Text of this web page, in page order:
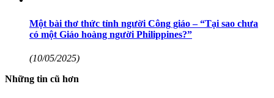
Một bài thơ thức tỉnh người Công giáo – “Tại sao chưa
có một Giáo hoàng người Philippines?”
(10/05/2025)
Những tin cũ hơn